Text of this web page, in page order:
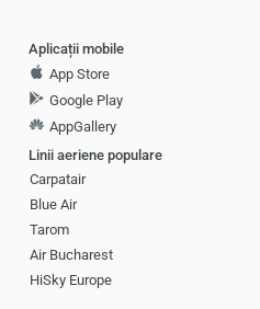
Aplicații mobile
App Store
Google Play
AppGallery
Linii aeriene populare
Carpatair
Blue Air
Tarom
Air Bucharest
HiSky Europe